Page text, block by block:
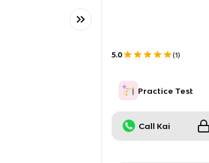
5.0 (1)
Practice Test
Call Kai